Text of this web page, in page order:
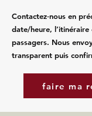
Contactez‑nous en
date/heure,
passagers. Nous
transparent puis
faire ma